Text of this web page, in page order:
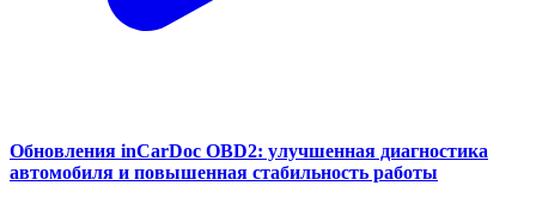
Обновления inCarDoc OBD2: улучшенная диагностика
автомобиля и повышенная стабильность работы